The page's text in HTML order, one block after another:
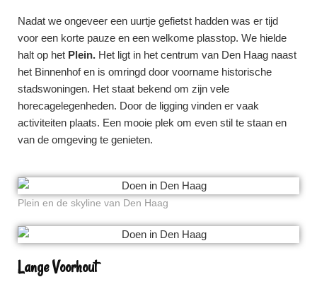
Nadat we ongeveer een uurtje gefietst hadden was er tijd
voor een korte pauze en een welkome plasstop. We hielde
halt op het Plein. Het ligt in het centrum van Den Haag naast
het Binnenhof en is omringd door voorname historische
stadswoningen. Het staat bekend om zijn vele
horecagelegenheden. Door de ligging vinden er vaak
activiteiten plaats. Een mooie plek om even stil te staan en
van de omgeving te genieten.
Plein en de skyline van Den Haag
Lange Voorhout